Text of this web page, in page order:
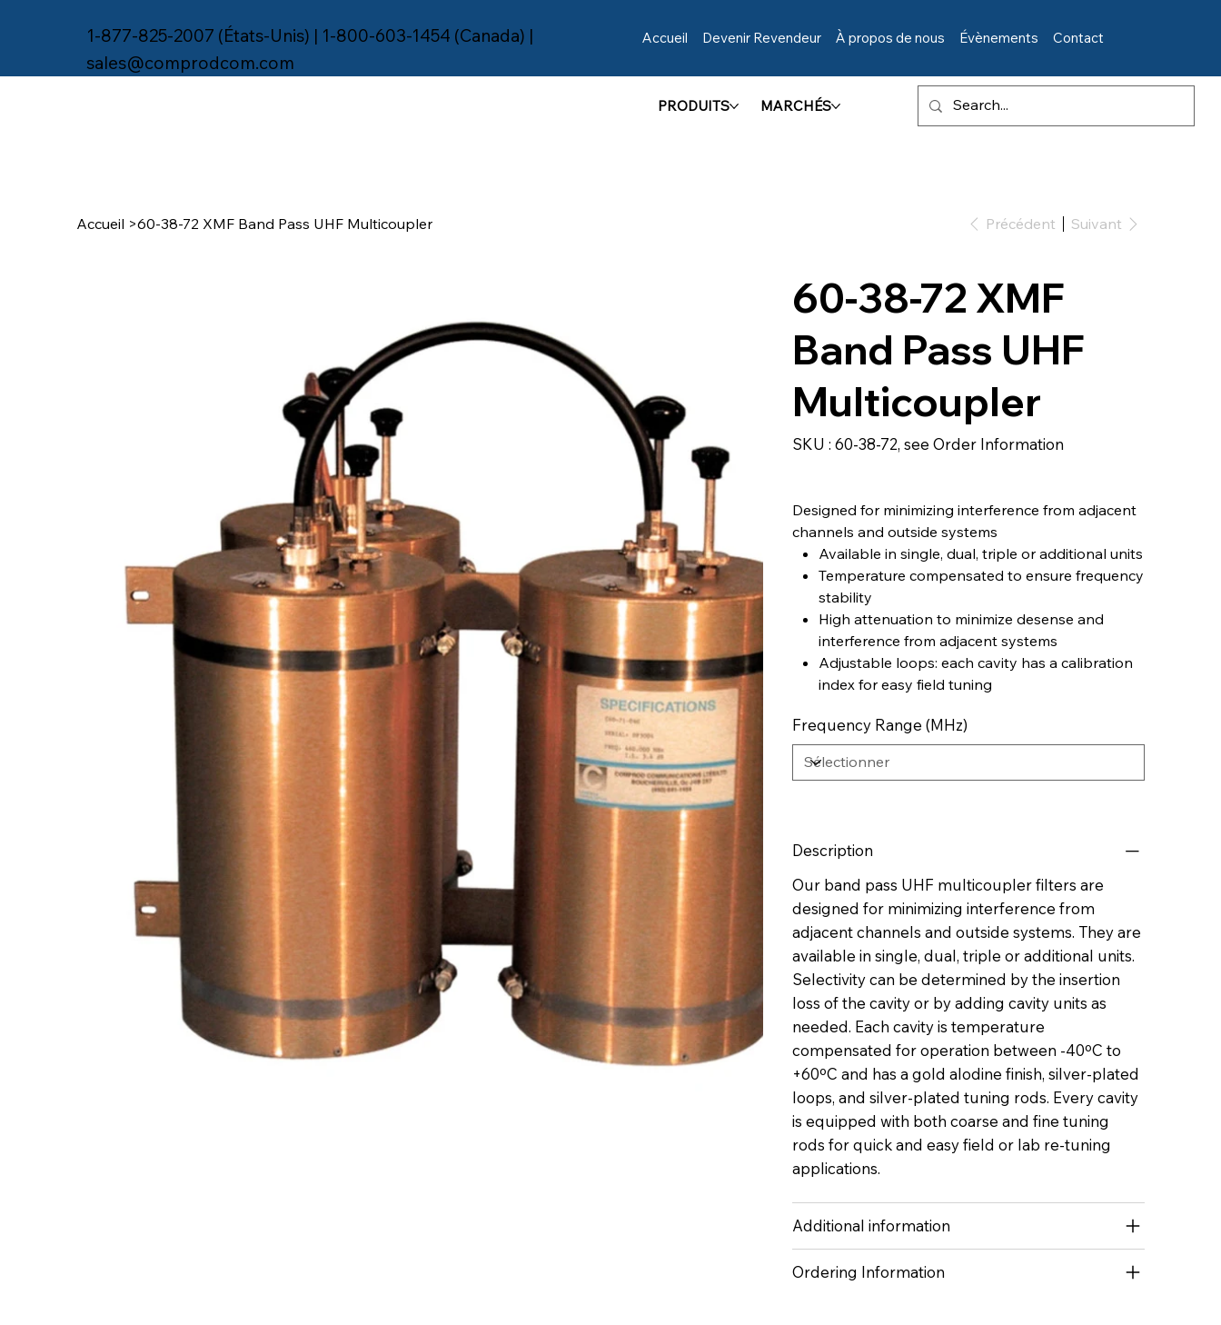
1-877-825-2007 (États-Unis) | 1-800-603-1454 (Canada) |
sales@comprodcom.com
Accueil Devenir Revendeur À propos de nous Évènements Contact
Accueil >60-38-72 XMF Band Pass UHF Multicoupler Précédent Suivant
60-38-72 XMF
Band Pass UHF
Multicoupler
SKU :
SKU
60-
60-38-72, see Order Information
Designed for minimizing interference from adjacent
channels and outside systems
Available in single, dual, triple or additional units
Temperature compensated to ensure frequency
stability
High attenuation to minimize desense and
interference from adjacent systems
Adjustable loops: each cavity has a calibration
index for easy field tuning
Frequency Range (MHz)
Description
Our band pass UHF multicoupler filters are
designed for minimizing interference from
adjacent channels and outside systems. They are
available in single, dual, triple or additional units.
Selectivity can be determined by the insertion
loss of the cavity or by adding cavity units as
needed. Each cavity is temperature
compensated for operation between -40ºC to
+60ºC and has a gold alodine finish, silver-plated
loops, and silver-plated tuning rods. Every cavity
is equipped with both coarse and fine tuning
rods for quick and easy field or lab re-tuning
applications.
Additional information
Ordering Information
PRODUITS MARCHÉS